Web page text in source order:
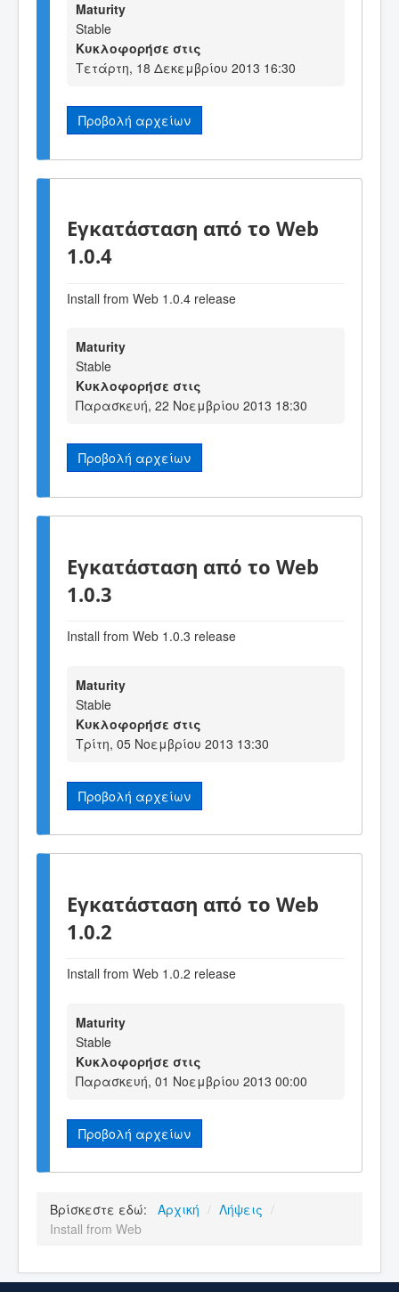
Maturity
Stable
Κυκλοφορήσε στις
Τετάρτη, 18 Δεκεμβρίου 2013 16:30
Προβολή αρχείων
Εγκατάσταση από το Web
1.0.4
Install from Web 1.0.4 release
Maturity
Stable
Κυκλοφορήσε στις
Παρασκευή, 22 Νοεμβρίου 2013 18:30
Προβολή αρχείων
Εγκατάσταση από το Web
1.0.3
Install from Web 1.0.3 release
Maturity
Stable
Κυκλοφορήσε στις
Τρίτη, 05 Νοεμβρίου 2013 13:30
Προβολή αρχείων
Εγκατάσταση από το Web
1.0.2
Install from Web 1.0.2 release
Maturity
Stable
Κυκλοφορήσε στις
Παρασκευή, 01 Νοεμβρίου 2013 00:00
Προβολή αρχείων
Βρίσκεστε εδώ: Αρχική / Λήψεις /
Install from Web